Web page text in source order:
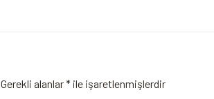
Gerekli alanlar* ile işaretlenmişlerdir